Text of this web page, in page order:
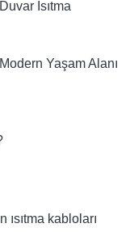
ısıtma kabloları